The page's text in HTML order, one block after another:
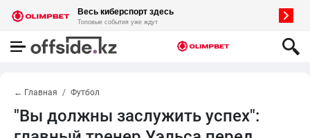
← Главная Футбол
"Вы должны заслужить успех":